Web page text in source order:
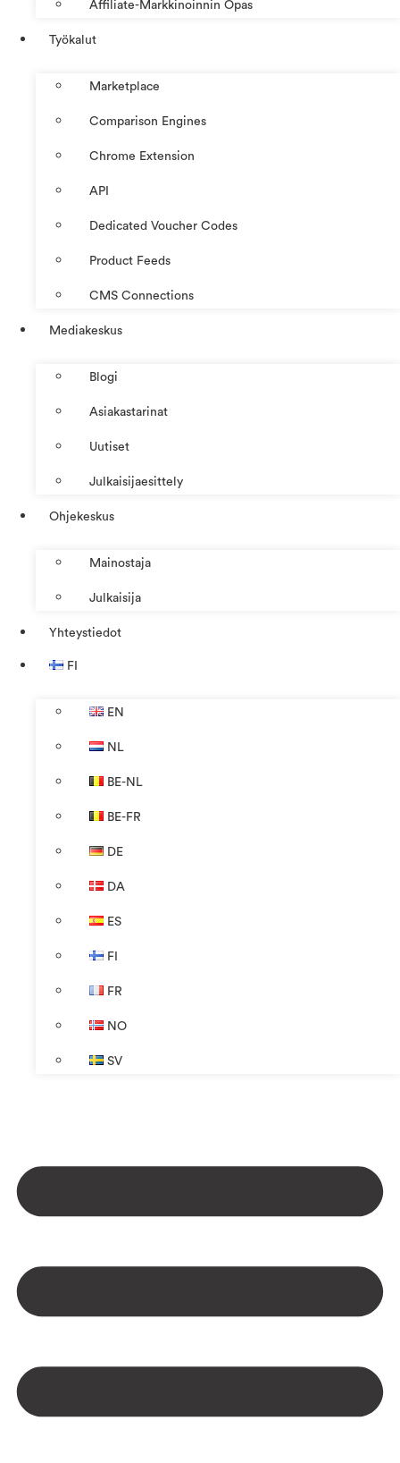
Affiliate-Markkinoinnin Opas
Työkalut
Marketplace
Comparison Engines
Chrome Extension
API
Dedicated Voucher Codes
Product Feeds
CMS Connections
Mediakeskus
Blogi
Asiakastarinat
Uutiset
Julkaisijaesittely
Ohjekeskus
Mainostaja
Julkaisija
Yhteystiedot
FI
EN
NL
BE-NL
BE-FR
DE
DA
ES
FI
FR
NO
SV